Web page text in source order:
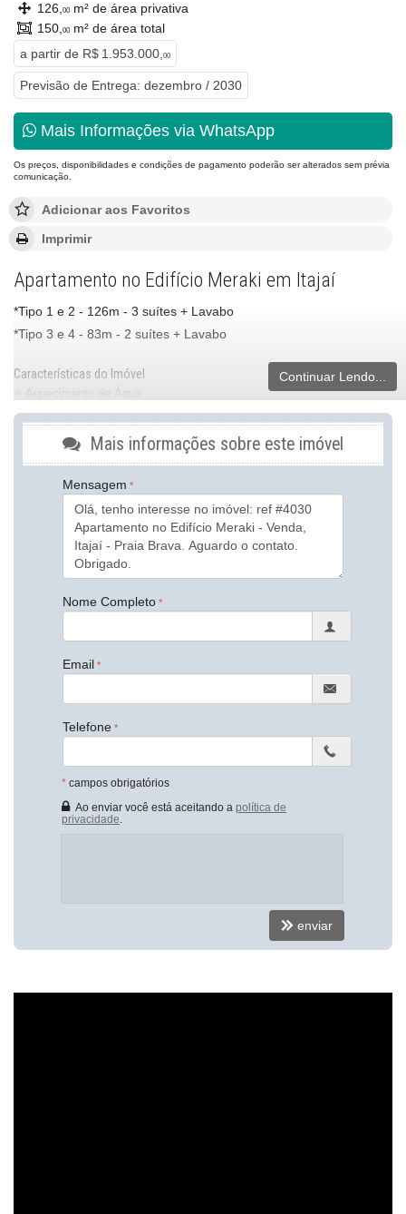
126, 00m² de área privativa
150, 00m² de área total
a partir de R$ 1.953.000, 00
Previsão de Entrega: dezembro / 2030
Mais Informações via WhatsApp
Os preços, disponibilidades e condições de pagamento poderão ser alterados sem prévia
comunicação.
Adicionar aos Favoritos
Imprimir
Apartamento no Edifício Meraki em Itajaí
*Tipo 1 e 2 - 126m - 3 suítes + Lavabo
*Tipo 3 e 4 - 83m - 2 suítes + Lavabo
Características do Imóvel
Aquecimento de Água
Ar Condicionado
Churrasqueira
Despensa
Infra para Ar Split
Andar Alto
Vista Livre
Vista Mar
Acabamento em Gesso
Fechadura Eletrônica
Aceita Pet
Sacada / Varanda
Sala de Estar
Sala de Jantar
Cozinha
Espaço Gourmet
Lavabo
Sacada Técnica
Sala de TV
Espaço Gourmet
Continuar Lendo...
Mais informações sobre este imóvel
Mensagem
Nome Completo
Email
Telefone
* campos obrigatórios
Ao enviar você está aceitando a política de
privacidade
enviar